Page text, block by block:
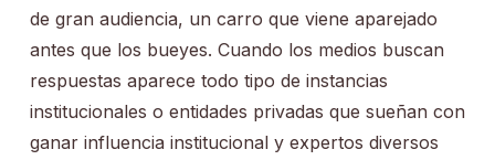
de gran audiencia, un carro que viene aparejado
antes que los bueyes. Cuando los medios buscan
respuestas aparece todo tipo de instancias
institucionales o entidades privadas que sueñan con
ganar influencia institucional y expertos diversos